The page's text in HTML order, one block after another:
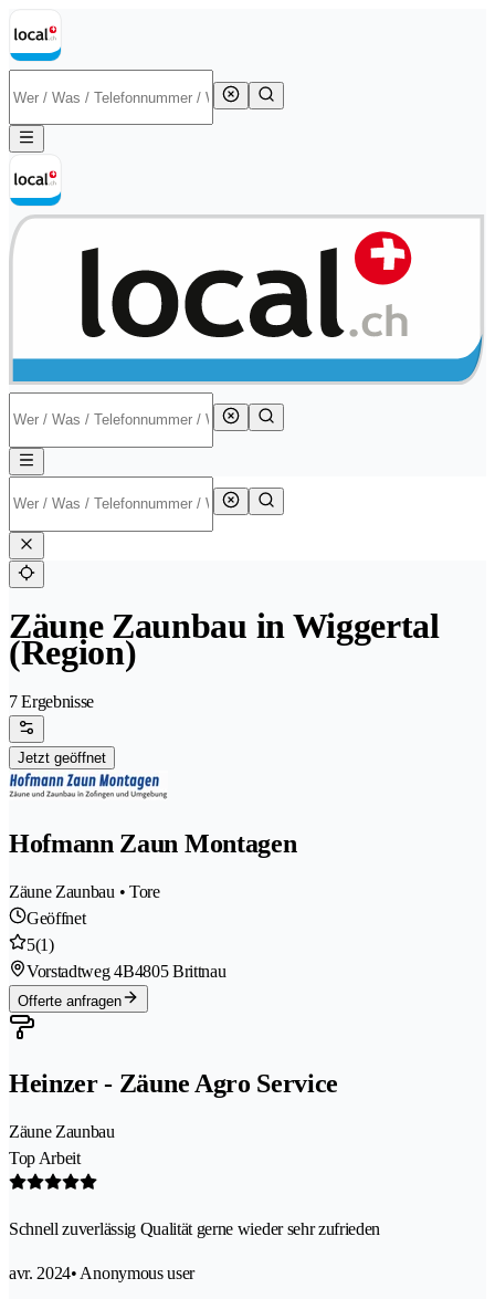
Zäune Zaunbau in Wiggertal
(Region)
7 Ergebnisse
Jetzt geöffnet
Hofmann Zaun Montagen
Zäune Zaunbau • Tore
Geöffnet
5(1)
Vorstadtweg 4B4805 Brittnau
Offerte anfragen
Heinzer - Zäune Agro Service
Zäune Zaunbau
Top Arbeit
Schnell zuverlässig Qualität gerne wieder sehr zufrieden
avr. 2024• Anonymous user